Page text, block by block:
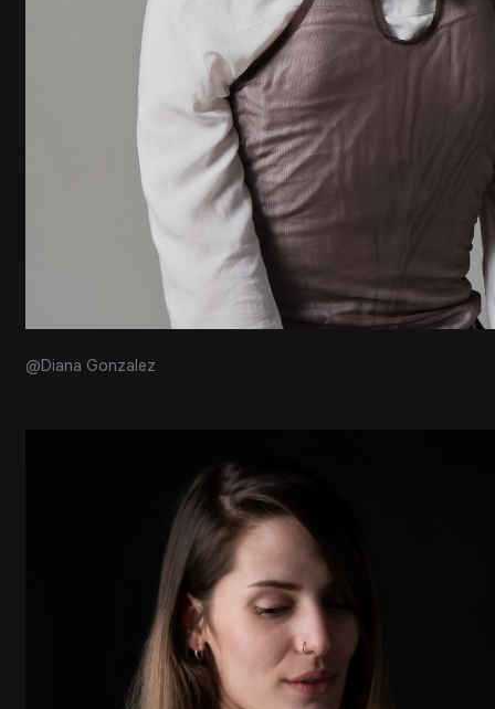
@Diana Gonzalez